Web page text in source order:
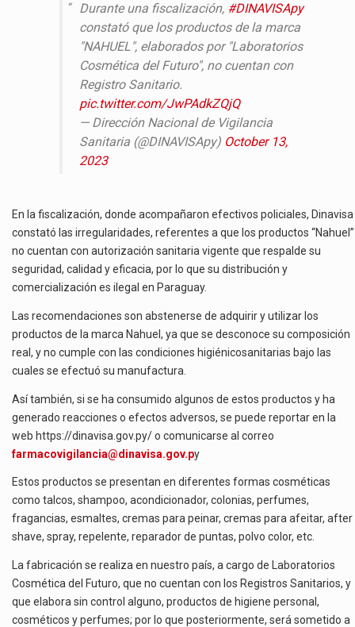
Durante una fiscalización, #DINAVISApy
constató que los productos de la marca
"NAHUEL", elaborados por "Laboratorios
Cosmética del Futuro", no cuentan con
Registro Sanitario.
pic.twitter.com/JwPAdkZQjQ
— Dirección Nacional de Vigilancia
Sanitaria (@DINAVISApy) October 13,
2023
En la fiscalización, donde acompañaron efectivos policiales, Dinavisa
constató las irregularidades, referentes a que los productos “Nahuel”
no cuentan con autorización sanitaria vigente que respalde su
seguridad, calidad y eficacia, por lo que su distribución y
comercialización es ilegal en Paraguay.
Las recomendaciones son abstenerse de adquirir y utilizar los
productos de la marca Nahuel, ya que se desconoce su composición
real, y no cumple con las condiciones higiénicosanitarias bajo las
cuales se efectuó su manufactura.
Así también, si se ha consumido algunos de estos productos y ha
generado reacciones o efectos adversos, se puede reportar en la
web https://dinavisa.gov.py/ o comunicarse al correo
farmacovigilancia@dinavisa.gov.py
Estos productos se presentan en diferentes formas cosméticas
como talcos, shampoo, acondicionador, colonias, perfumes,
fragancias, esmaltes, cremas para peinar, cremas para afeitar, after
shave, spray, repelente, reparador de puntas, polvo color, etc.
La fabricación se realiza en nuestro país, a cargo de Laboratorios
Cosmética del Futuro, que no cuentan con los Registros Sanitarios, y
que elabora sin control alguno, productos de higiene personal,
cosméticos y perfumes; por lo que posteriormente, será sometido a